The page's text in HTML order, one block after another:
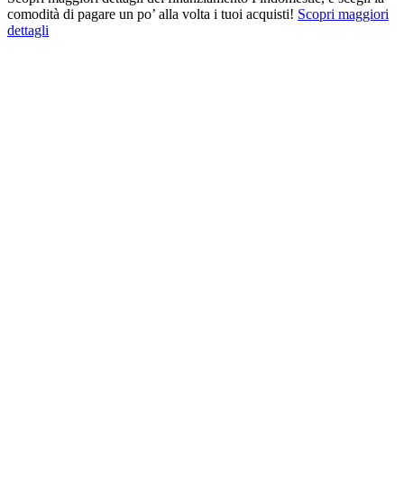
comodità di pagare un po’ alla volta i tuoi acquisti! Scopri maggiori
dettagli